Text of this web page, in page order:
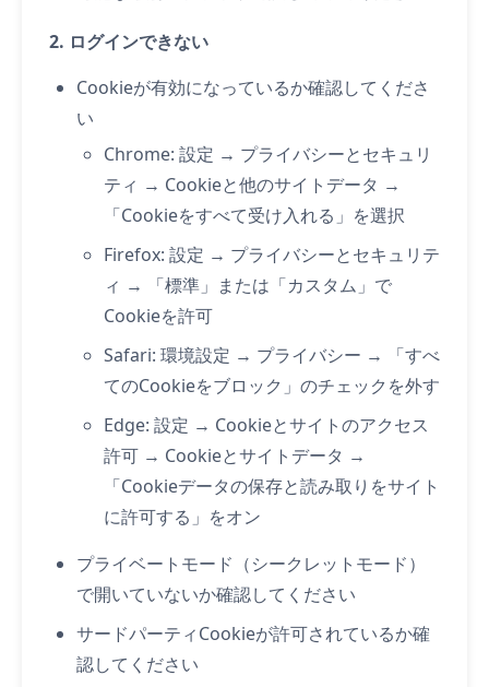
2. ログインできない
Cookieが有効になっているか確認してくださ
い
Chrome: 設定 → プライバシーとセキュリ
ティ → Cookieと他のサイトデータ →
「Cookieをすべて受け入れる」を選択
Firefox: 設定 → プライバシーとセキュリテ
ィ → 「標準」または「カスタム」で
Cookieを許可
Safari: 環境設定 → プライバシー → 「すべ
てのCookieをブロック」のチェックを外す
Edge: 設定 → Cookieとサイトのアクセス
許可 → Cookieとサイトデータ →
「Cookieデータの保存と読み取りをサイト
に許可する」をオン
プライベートモード（シークレットモード）
で開いていないか確認してください
サードパーティCookieが許可されているか確
認してください